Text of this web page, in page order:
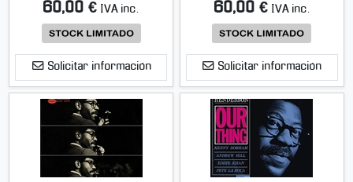
60,00 € IVA inc.
Solicitar información
60,00 € IVA inc.
Solicitar información